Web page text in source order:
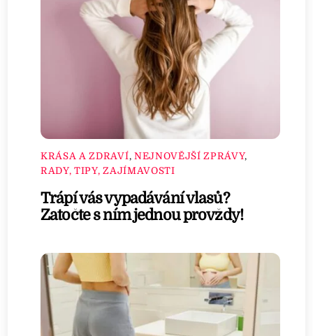
KRÁSA A ZDRAVÍ, NEJNOVĚJŠÍ ZPRÁVY,
RADY, TIPY, ZAJÍMAVOSTI
Trápí vás vypadávání vlasů?
Zatočte s ním jednou provždy!